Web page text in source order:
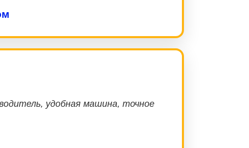
удобная машина, точное